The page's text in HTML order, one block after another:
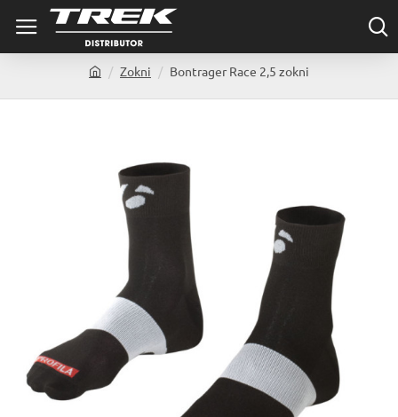
o
Zokni Bontrager Race 2,5 zokni